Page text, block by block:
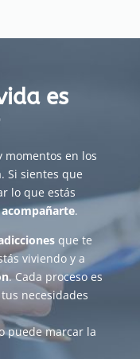
es
momentos en los
Si sientes que
lo que estás
.
que te
viviendo y a
. Cada proceso es
necesidades
puede marcar la